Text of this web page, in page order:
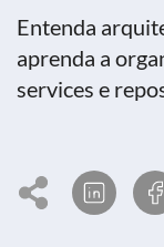
Entenda
aprenda a
services e